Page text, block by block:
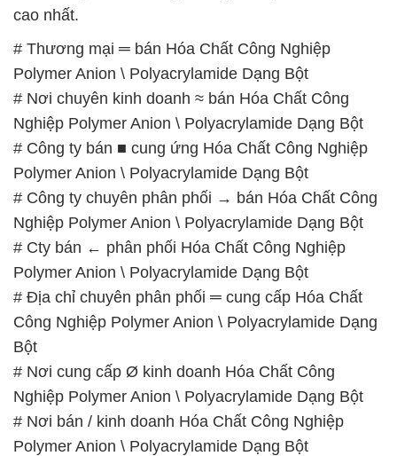
cao nhất.
# Thương mại ═ bán Hóa Chất Công Nghiệp
Polymer Anion \ Polyacrylamide Dạng Bột
# Nơi chuyên kinh doanh ≈ bán Hóa Chất Công
Nghiệp Polymer Anion \ Polyacrylamide Dạng Bột
# Công ty bán ■ cung ứng Hóa Chất Công Nghiệp
Polymer Anion \ Polyacrylamide Dạng Bột
# Công ty chuyên phân phối → bán Hóa Chất Công
Nghiệp Polymer Anion \ Polyacrylamide Dạng Bột
# Cty bán ← phân phối Hóa Chất Công Nghiệp
Polymer Anion \ Polyacrylamide Dạng Bột
# Địa chỉ chuyên phân phối ═ cung cấp Hóa Chất
Công Nghiệp Polymer Anion \ Polyacrylamide Dạng
Bột
# Nơi cung cấp Ø kinh doanh Hóa Chất Công
Nghiệp Polymer Anion \ Polyacrylamide Dạng Bột
# Nơi bán / kinh doanh Hóa Chất Công Nghiệp
Polymer Anion \ Polyacrylamide Dạng Bột